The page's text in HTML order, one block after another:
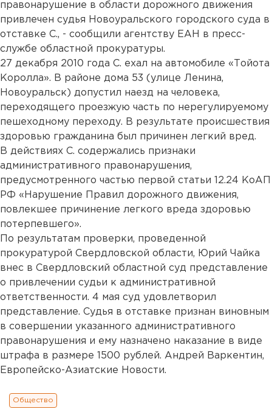
правонарушение в области дорожного движения
привлечен судья Новоуральского городского суда в
отставке С., - сообщили агентству ЕАН в пресс-
службе областной прокуратуры.
27 декабря 2010 года С. ехал на автомобиле «Тойота
Королла». В районе дома 53 (улице Ленина,
Новоуральск) допустил наезд на человека,
переходящего проезжую часть по нерегулируемому
пешеходному переходу. В результате происшествия
здоровью гражданина был причинен легкий вред.
В действиях С. содержались признаки
административного правонарушения,
предусмотренного частью первой статьи 12.24 КоАП
РФ «Нарушение Правил дорожного движения,
повлекшее причинение легкого вреда здоровью
потерпевшего».
По результатам проверки, проведенной
прокуратурой Свердловской области, Юрий Чайка
внес в Свердловский областной суд представление
о привлечении судьи к административной
ответственности. 4 мая суд удовлетворил
представление. Судья в отставке признан виновным
в совершении указанного административного
правонарушения и ему назначено наказание в виде
штрафа в размере 1500 рублей. Андрей Варкентин,
Европейско-Азиатские Новости.
Общество